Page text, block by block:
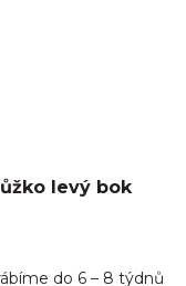
levý bok
do 6 – 8 týdnů